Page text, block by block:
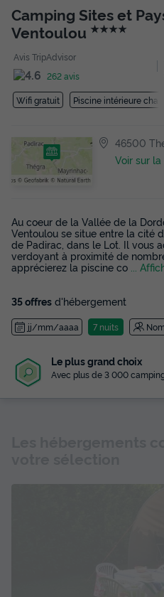
Camping Sites et
Ventoulou ★★★★
Avis TripAdvisor
262 avis
Wifi gratuit Piscine intérieure
46500
Voir sur
Au coeur de la Vallée de la
Ventoulou se situe entre la cité
de Padirac, dans le Lot. Il vous
verdoyant à proximité de
apprécierez la piscine co
...
35 offres d'hébergement
jj/mm/aaaa 7 nuits
Le plus grand choix
Avec plus de 3 000